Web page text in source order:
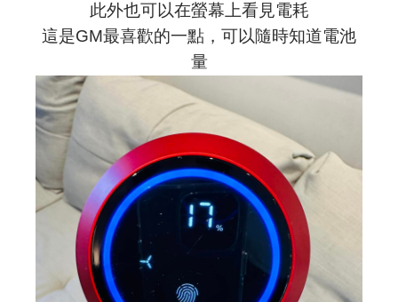
此外也可以在螢幕上看見電耗
這是GM最喜歡的一點，可以隨時知道電池
量